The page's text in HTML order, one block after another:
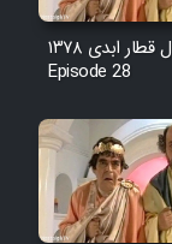
سریال قطار ابدی ۱۳۷۸ -
Episode 28